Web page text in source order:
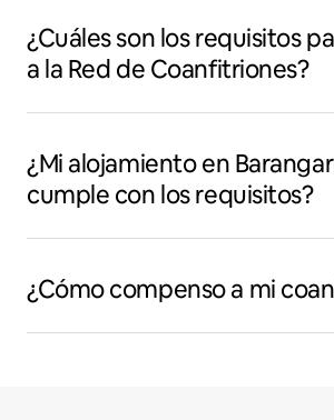
¿Cuáles son los requisitos
a la Red de Coanfitriones?
¿Mi alojamiento en
cumple con los requisitos?
¿Cómo compenso a mi